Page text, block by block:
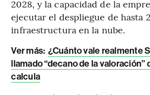
2028, y la capacidad de la
ejecutar el despliegue de hasta
infraestructura en la nube.
Ver más: ¿Cuánto vale realmente
llamado “decano de la valoración”
calcula